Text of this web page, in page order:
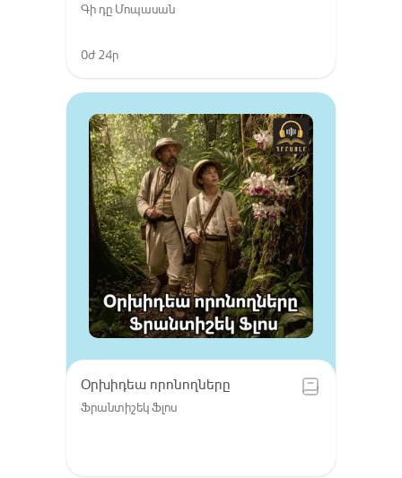
Գի դը Մոպասան
0ժ 24ր
Օրխիդեա որոնողները
Ֆրանտիշեկ Ֆլոս